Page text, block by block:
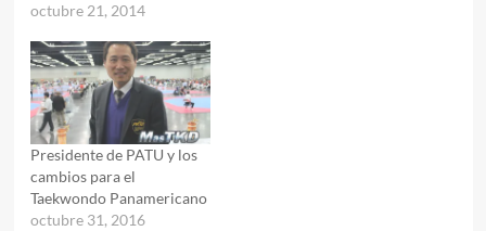
octubre 21, 2014
Presidente de PATU y los
cambios para el
Taekwondo Panamericano
octubre 31, 2016